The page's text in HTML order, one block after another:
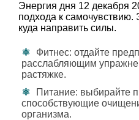
Энергия дня 12 декабря
подхода к самочувствию.
куда направить силы.
Фитнес: отдайте
расслабляющим
растяжке.
Питание: выбирайте
способствующие
организма.